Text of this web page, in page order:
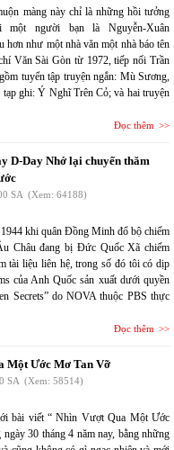
màng này chỉ là những hồi tưởng
người bạn là Nguyễn-Xuân
như một nhà văn một nhà báo tên
Văn Sài Gòn từ 1972, tiếp nối Trần
tuyển tập truyện ngắn: Mù Sương,
ghi: Ý Nghĩ Trên Cỏ; và hai truyện
Đọc thêm
D-Day Nhớ lại chuyến thăm
SA (Xem: 64188)
khi quân Đồng Minh đổ bộ chiếm
Châu đang bị Đức Quốc Xã chiếm
tài liệu liên hệ, trong số đó tôi có dịp
của Anh Quốc sản xuất dưới quyền
Secrets” do NOVA thuộc PBS thực
Đọc thêm
Một Ước Mơ Tan Vỡ
SA (Xem: 58514)
bài viết “ Nhìn Vượt Qua Một Ước
30 tháng 4 năm nay, bằng những